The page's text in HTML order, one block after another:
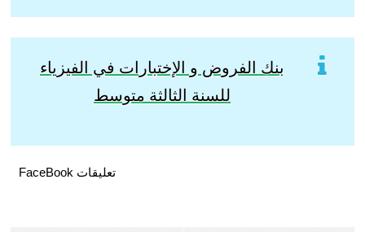
بنك الفروض و الإختبارات في الفيزياء
للسنة الثالثة متوسط
تعليقات FaceBook